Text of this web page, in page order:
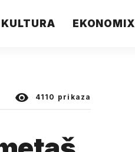
KULTURA EKONOMIX
4110 prikaza